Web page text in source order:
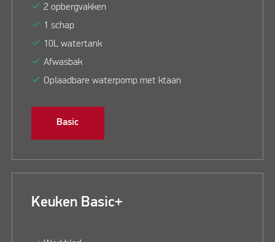
check 2 opbergvakken
check 1 schap
check 10L watertank
check Afwasbak
check Oplaadbare waterpomp met ktaan
Basic
Keuken Basic+